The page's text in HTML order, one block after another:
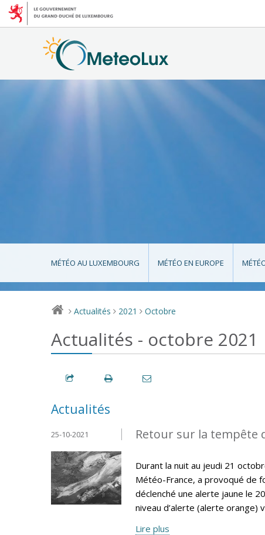
MÉTÉO AU LUXEMBOURG MÉTÉO EN EUROPE
> Actualités > 2021 > Octobre
Actualités - octobre 2021
Actualités
Retour sur la tempête
25-10-2021
Durant la nuit au jeudi 21
Météo-France, a provoqué de
déclenché une alerte jaune le
niveau d’alerte (alerte orange)
Lire plus